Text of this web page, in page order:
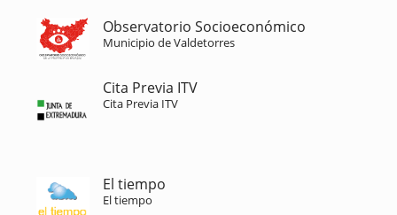
Observatorio Socioeconómico
Municipio de Valdetorres
Cita Previa ITV
Cita Previa ITV
El tiempo
El tiempo